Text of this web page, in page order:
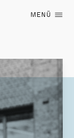
MENÜ